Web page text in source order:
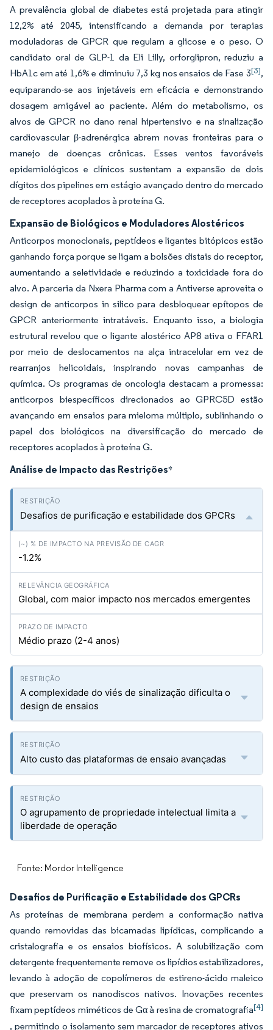
A prevalência global de diabetes está projetada para atingir
12,2% até 2045, intensificando a demanda por terapias
moduladoras de GPCR que regulam a glicose e o peso. O
candidato oral de GLP-1 da Eli Lilly, orforglipron, reduziu a
HbA1c em até 1,6% e diminuiu 7,3 kg nos ensaios de Fase 3[3],
equiparando-se aos injetáveis em eficácia e demonstrando
dosagem amigável ao paciente. Além do metabolismo, os
alvos de GPCR no dano renal hipertensivo e na sinalização
cardiovascular β-adrenérgica abrem novas fronteiras para o
manejo de doenças crônicas. Esses ventos favoráveis
epidemiológicos e clínicos sustentam a expansão de dois
dígitos dos pipelines em estágio avançado dentro do mercado
de receptores acoplados à proteína G.
Expansão de Biológicos e Moduladores Alostéricos
Anticorpos monoclonais, peptídeos e ligantes bitópicos estão
ganhando força porque se ligam a bolsões distais do receptor,
aumentando a seletividade e reduzindo a toxicidade fora do
alvo. A parceria da Nxera Pharma com a Antiverse aproveita o
design de anticorpos in silico para desbloquear epítopos de
GPCR anteriormente intratáveis. Enquanto isso, a biologia
estrutural revelou que o ligante alostérico AP8 ativa o FFAR1
por meio de deslocamentos na alça intracelular em vez de
rearranjos helicoidais, inspirando novas campanhas de
química. Os programas de oncologia destacam a promessa:
anticorpos biespecíficos direcionados ao GPRC5D estão
avançando em ensaios para mieloma múltiplo, sublinhando o
papel dos biológicos na diversificação do mercado de
receptores acoplados à proteína G.
Análise de Impacto das Restrições*
Desafios de purificação e estabilidade dos GPCRs
-1.2%
Global, com maior impacto nos mercados emergentes
Médio prazo (2-4 anos)
A complexidade do viés de sinalização dificulta o
design de ensaios
Alto custo das plataformas de ensaio avançadas
O agrupamento de propriedade intelectual limita a
liberdade de operação
Fonte: Mordor Intelligence
Desafios de Purificação e Estabilidade dos GPCRs
As proteínas de membrana perdem a conformação nativa
quando removidas das bicamadas lipídicas, complicando a
cristalografia e os ensaios biofísicos. A solubilização com
detergente frequentemente remove os lipídios estabilizadores,
levando à adoção de copolímeros de estireno-ácido maleico
que preservam os nanodiscos nativos. Inovações recentes
fixam peptídeos miméticos de Gα à resina de cromatografia[4]
, permitindo o isolamento sem marcador de receptores ativos